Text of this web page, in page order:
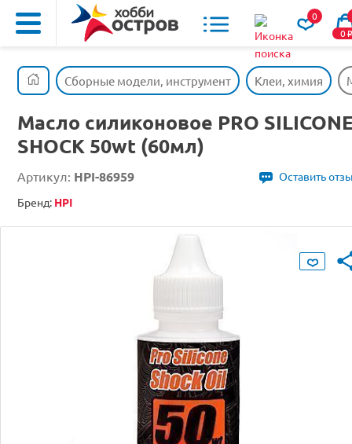
0
0o
Сборные модели, инструмент Клеи, химия
Масло силиконовое PRO
SHOCK 50wt (60мл)
Артикул: HPI-86959
Оставить
Бренд: HPI